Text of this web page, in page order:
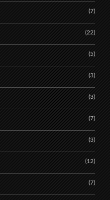
(7)
(22)
(5)
(3)
(3)
(7)
(3)
(12)
(7)